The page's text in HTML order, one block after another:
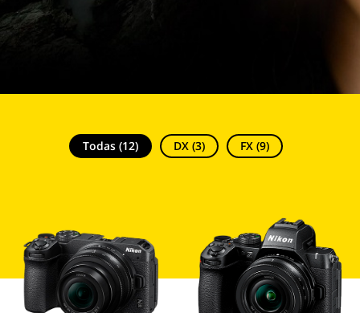
Todas (12) DX (3) FX (9)